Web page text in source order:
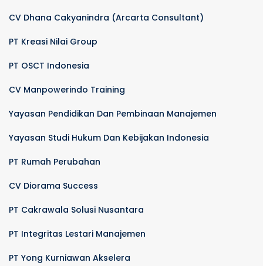
CV Dhana Cakyanindra (Arcarta Consultant)
PT Kreasi Nilai Group
PT OSCT Indonesia
CV Manpowerindo Training
Yayasan Pendidikan Dan Pembinaan Manajemen
Yayasan Studi Hukum Dan Kebijakan Indonesia
PT Rumah Perubahan
CV Diorama Success
PT Cakrawala Solusi Nusantara
PT Integritas Lestari Manajemen
PT Yong Kurniawan Akselera